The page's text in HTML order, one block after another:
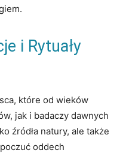
i Rytuały
⁣które‍ od wieków
jak i ‌badaczy dawnych
źródła natury, ale także
‌oddech